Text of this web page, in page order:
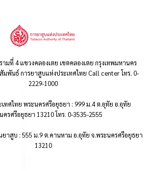
มที่ 4 แขวงคลองเตย เขตคลองเตย กรุงเทพมหานคร
มพันธ์ การยาสูบแห่งประเทศไทย Call center โทร. 0-
2229-1000
ทศไทย พระนครศรีอยุธยา : 999 ม.4 ต.อุทัย อ.อุทัย
ครศรีอยุธยา 13210 โทร. 0-3535-2555
าสูบ : 555 ม.9 ต.คานหาม อ.อุทัย จ.พระนครศรีอยุธยา
13210